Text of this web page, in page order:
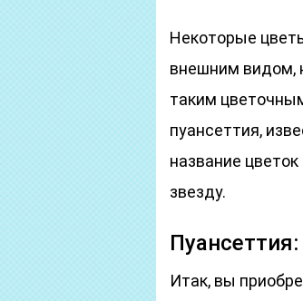
Некоторые
внешним видом,
таким
пуансеттия,
название
звезду.
Итак, вы